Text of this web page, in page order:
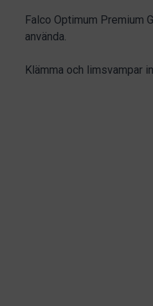
Falco Optimum Premium
använda.
Klämma och limsvampar